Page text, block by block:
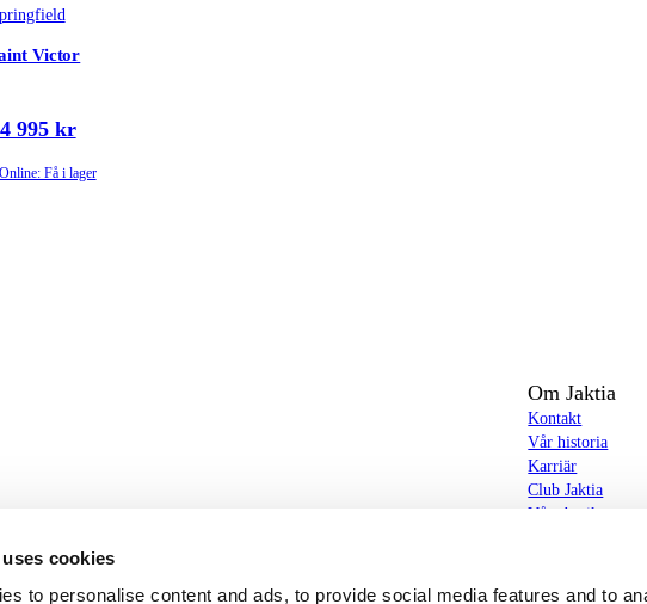
cookies
to personalise content and ads, to provide social media features and to
Victor
995 kr
Online: Få i lager
med ett totalt 160-tal butiker i Norge, Sverige och i
Om Jaktia
Kontakt
Vår historia
Karriär
Club Jaktia
Våra butiker
Jaktia Brand